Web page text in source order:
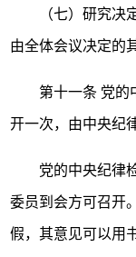
（七）研究决定
由全体会议决定的
第十一条 党的
开一次，由中央纪
党的中央纪律检
委员到会方可召开
假，其意见可以用